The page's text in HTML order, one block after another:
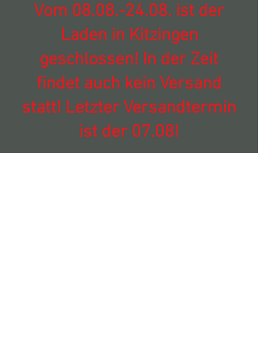
Vom 08.08.-24.08. ist der
Laden in Kitzingen
geschlossen! In der Zeit
findet auch kein Versand
statt! Letzter Versandtermin
ist der 07.08!